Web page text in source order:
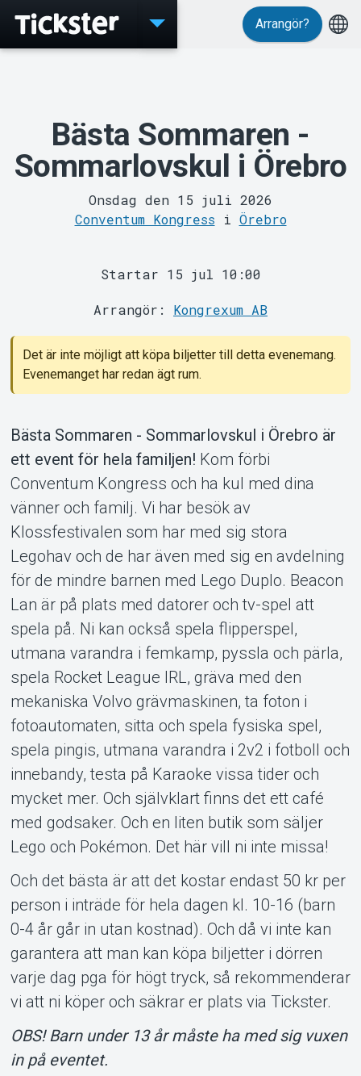
Support
Om Tickster
Arrangör?
Bästa Sommaren -
Sommarlovskul i Örebro
Onsdag den 15 juli 2026
Conventum Kongress i Örebro
Startar 15 jul 10:00
Arrangör: Kongrexum AB
Det är inte möjligt att köpa biljetter till detta evenemang.
Evenemanget har redan ägt rum.
Bästa Sommaren - Sommarlovskul i Örebro är
ett event för hela familjen! Kom förbi
Conventum Kongress och ha kul med dina
vänner och familj. Vi har besök av
Klossfestivalen som har med sig stora
Legohav och de har även med sig en avdelning
för de mindre barnen med Lego Duplo. Beacon
Lan är på plats med datorer och tv-spel att
spela på. Ni kan också spela flipperspel,
utmana varandra i femkamp, pyssla och pärla,
spela Rocket League IRL, gräva med den
mekaniska Volvo grävmaskinen, ta foton i
fotoautomaten, sitta och spela fysiska spel,
spela pingis, utmana varandra i 2v2 i fotboll och
innebandy, testa på Karaoke vissa tider och
mycket mer. Och självklart finns det ett café
med godsaker. Och en liten butik som säljer
Lego och Pokémon. Det här vill ni inte missa!
Och det bästa är att det kostar endast 50 kr per
person i inträde för hela dagen kl. 10-16 (barn
0-4 år går in utan kostnad). Och då vi inte kan
garantera att man kan köpa biljetter i dörren
varje dag pga för högt tryck, så rekommenderar
vi att ni köper och säkrar er plats via Tickster.
OBS! Barn under 13 år måste ha med sig vuxen
in på eventet.